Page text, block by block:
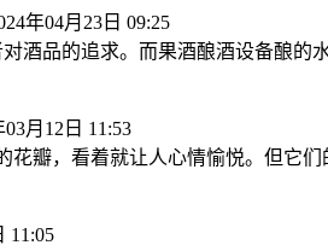
年04月23日 09:25
酒品的追求。而果酒酿酒设备酿的
03月12日 11:53
瓣，看着就让人心情愉悦。但它
11:05